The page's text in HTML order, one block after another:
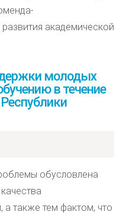
академической
молодых
в течение
обусловлена
а также тем фактом, что